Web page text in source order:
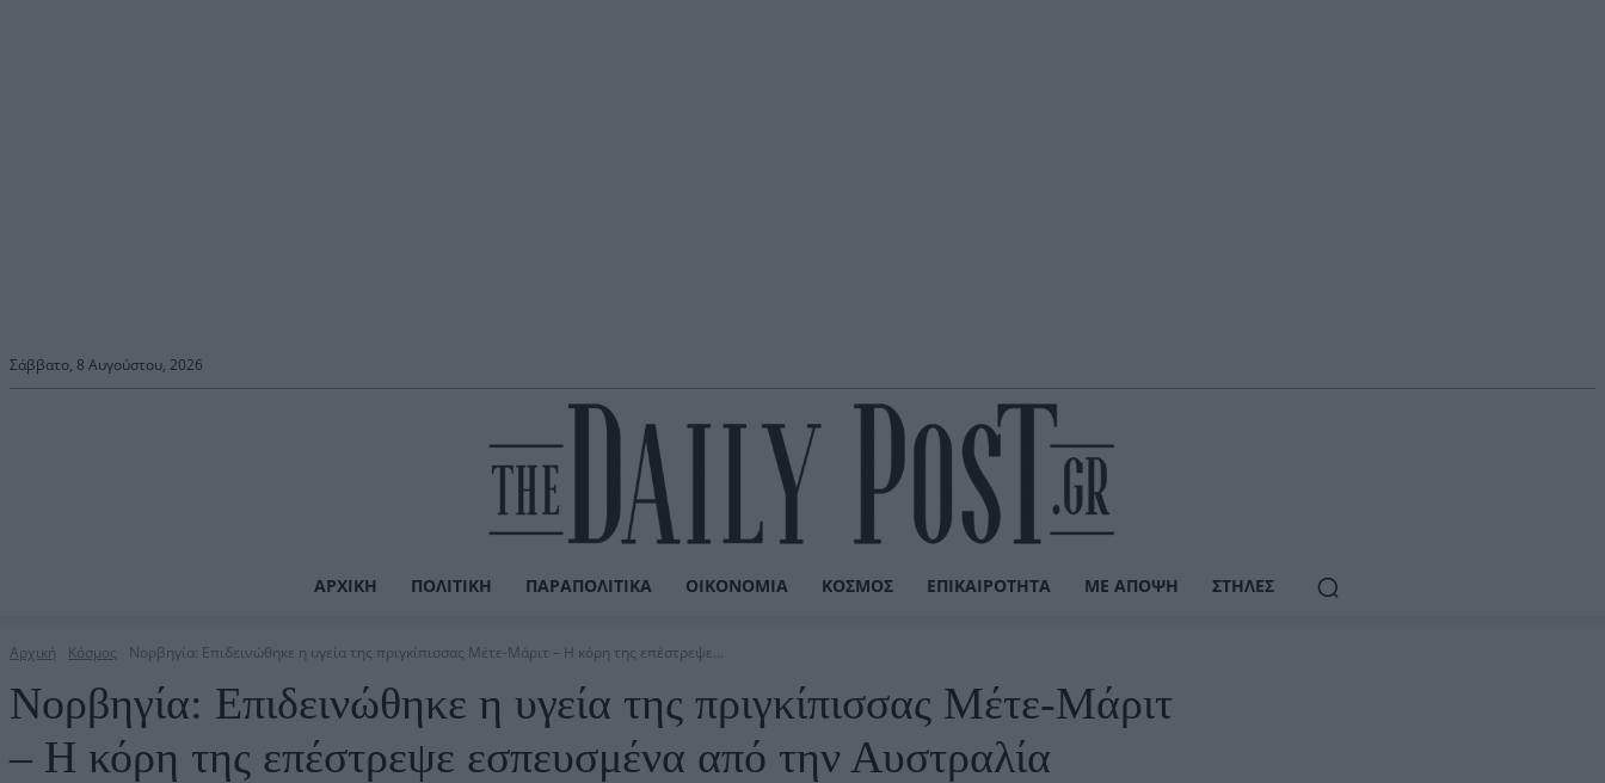
Σάββατο, 8 Αυγούστου, 2026
ΑΡΧΙΚΉ ΠΟΛΙΤΙΚΉ ΠΑΡΑΠΟΛΙΤΙΚΆ ΟΙΚΟΝΟΜΊΑ ΚΌΣΜΟΣ ΕΠΙΚΑΙΡΌΤΗΤΑ ΜΕ ΆΠΟΨΗ ΣΤΉΛΕΣ
Αρχική Κόσμος Νορβηγία: Επιδεινώθηκε η υγεία της πριγκίπισσας Μέτε-Μάριτ – Η κόρη της επέστρεψε...
Νορβηγία: Επιδεινώθηκε η υγεία της πριγκίπισσας Μέτε-Μάριτ
– Η κόρη της επέστρεψε εσπευσμένα από την Αυστραλία